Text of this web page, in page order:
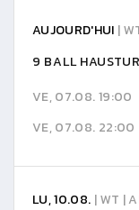
AUJOURD'HUI |
9 BALL
VE, 07.08. 19:00
VE, 07.08. 22:00
LU, 10.08. | WT |